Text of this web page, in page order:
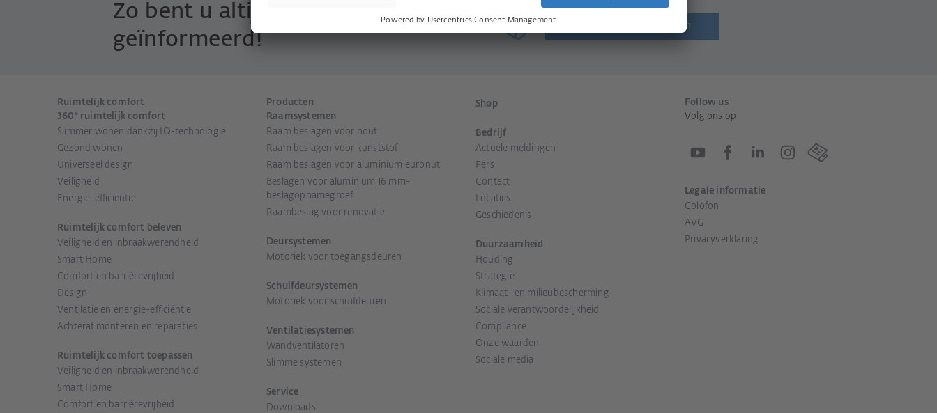
Zo bent u altijd over alles
geïnformeerd!
Nieuwsbrief ontvangen
Ruimtelijk comfort
360° ruimtelijk comfort
Slimmer wonen dankzij IQ-technologie.
Gezond wonen
Universeel design
Veiligheid
Energie-efficiëntie
Ruimtelijk comfort beleven
Veiligheid en inbraakwerendheid
Smart Home
Comfort en barrièrevrijheid
Design
Ventilatie en energie-efficiëntie
Achteraf monteren en reparaties
Ruimtelijk comfort toepassen
Veiligheid en inbraakwerendheid
Smart Home
Comfort en barrièrevrijheid
Producten
Raamsystemen
Raam beslagen voor hout
Raam beslagen voor kunststof
Raam beslagen voor aluminium euronut
Beslagen voor aluminium 16 mm-
beslagopnamegroef
Raambeslag voor renovatie
Deursystemen
Motoriek voor toegangsdeuren
Schuifdeursystemen
Motoriek voor schuifdeuren
Ventilatiesystemen
Wandventilatoren
Slimme systemen
Service
Downloads
Shop
Bedrijf
Actuele meldingen
Pers
Contact
Locaties
Geschiedenis
Duurzaamheid
Houding
Strategie
Klimaat- en milieubescherming
Sociale verantwoordelijkheid
Compliance
Onze waarden
Sociale media
Follow us
Volg ons op
Legale informatie
Colofon
AVG
Privacyverklaring